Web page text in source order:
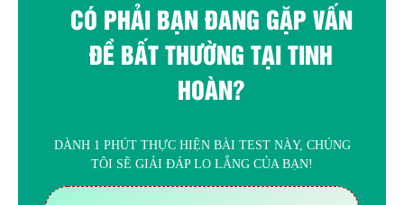
CÓ PHẢI BẠN ĐANG GẶP VẤN
ĐỀ BẤT THƯỜNG TẠI TINH
HOÀN?
DÀNH 1 PHÚT THỰC HIỆN BÀI TEST NÀY, CHÚNG
TÔI SẼ GIẢI ĐÁP LO LẮNG CỦA BẠN!